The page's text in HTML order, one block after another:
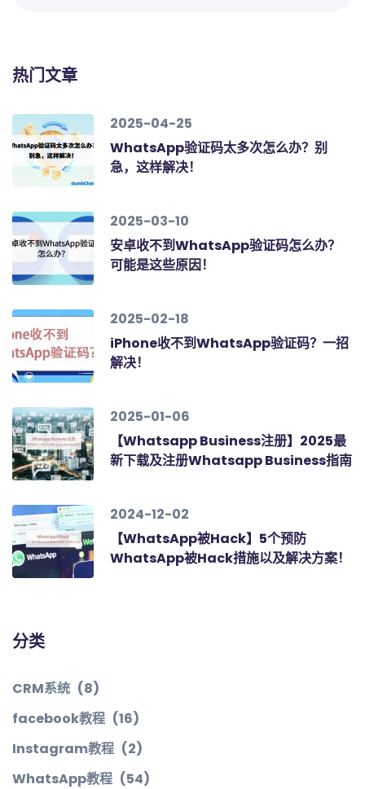
热门文章
2025-04-25
WhatsApp验证码太多次怎么办？别
急，这样解决！
2025-03-10
安卓收不到WhatsApp验证码怎么办？
可能是这些原因！
2025-02-18
iPhone收不到WhatsApp验证码？一招
解决！
2025-01-06
【Whatsapp Business注册】2025最
新下载及注册Whatsapp Business指南
2024-12-02
【WhatsApp被Hack】5个预防
WhatsApp被Hack措施以及解决方案！
分类
CRM系统 (8)
facebook教程 (16)
Instagram教程 (2)
WhatsApp教程 (54)